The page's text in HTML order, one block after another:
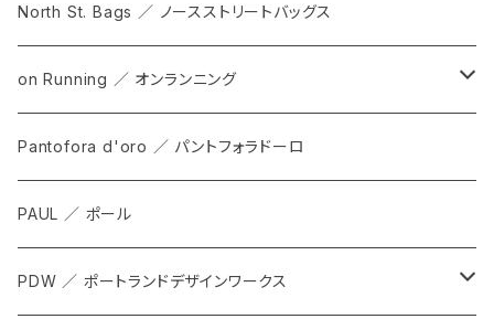
North St. Bags ／ ノースストリートバッグス
on Running ／ オンランニング
ALL
SHOES
APPAREL
Pantofora d'oro ／ パントフォラドーロ
PAUL ／ ポール
PDW ／ ポートランドデザインワークス